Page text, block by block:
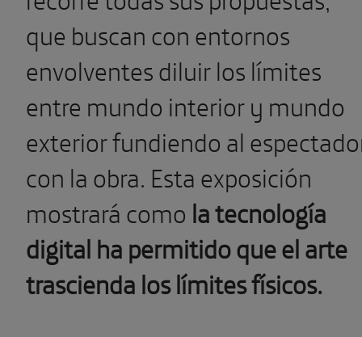
que buscan con entornos
envolventes diluir los límites
entre mundo interior y mundo
exterior fundiendo al
con la obra. Esta exposición
mostrará como la tecnología
digital ha permitido que el arte
trascienda los límites físicos.